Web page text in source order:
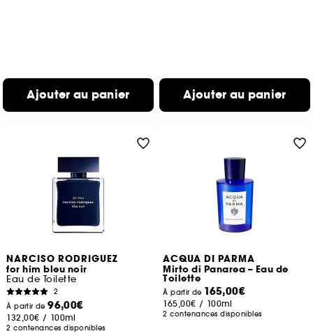
Ajouter au panier Ajouter au panier
NARCISO RODRIGUEZ
for him bleu noir
Eau de Toilette
2
À partir de96,00€
132,00€ / 100ml
2 contenances disponibles
ACQUA DI PARMA
Mirto di Panarea – Eau de
Toilette
À partir de 165,00€
165,00€ / 100ml
2 contenances disponibles